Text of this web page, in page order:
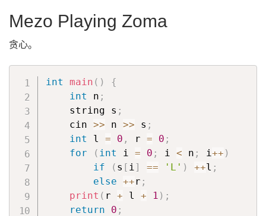
Mezo Playing Zoma
贪心。
int main ( )
{
int n ;
    string s
;
    cin
>> n >> s ;
int l = 0 , r = 0 ;
for
( int i = 0 ; i < n ; i++ )
if
( s [ i] == 'L' ) ++l ;
else ++r ;
print ( r + l + 1 ) ;
return
0 ;